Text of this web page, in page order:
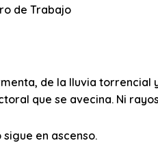
de Trabajo
de la lluvia torrencial
que se avecina. Ni
sigue en ascenso.